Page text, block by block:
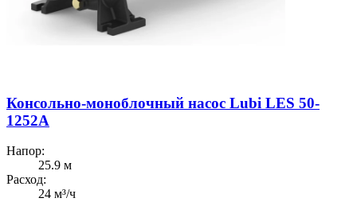
Консольно-моноблочный насос Lubi LES 50-
1252A
Напор:
25.9 м
Расход:
24 м³/ч